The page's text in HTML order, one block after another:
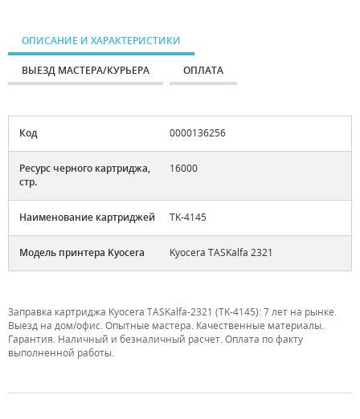
ОПИСАНИЕ И ХАРАКТЕРИСТИКИ
ВЫЕЗД МАСТЕРА/КУРЬЕРА ОПЛАТА
Код 0000136256
Ресурс черного картриджа,
стр.
16000
Наименование картриджей TK-4145
Модель принтера Kyocera Kyocera TASKalfa 2321
Заправка картриджа Kyocera TASKalfa-2321 (TK-4145): 7 лет на рынке.
Выезд на дом/офис. Опытные мастера. Качественные материалы.
Гарантия. Наличный и безналичный расчет. Оплата по факту
выполненной работы.